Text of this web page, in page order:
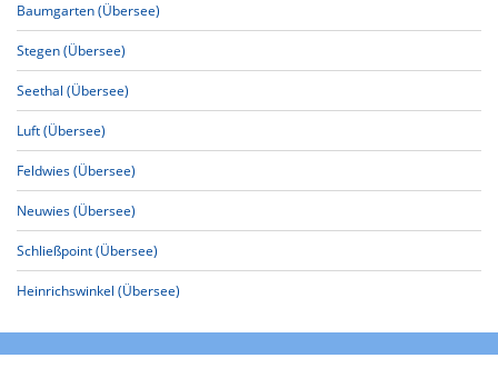
Baumgarten (Übersee)
Stegen (Übersee)
Seethal (Übersee)
Luft (Übersee)
Feldwies (Übersee)
Neuwies (Übersee)
Schließpoint (Übersee)
Heinrichswinkel (Übersee)